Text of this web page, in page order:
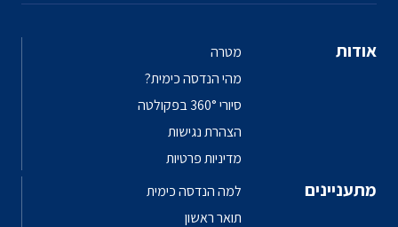
אודות
מטרה
מהי הנדסה כימית?
סיורי 360° בפקולטה
הצהרת נגישות
מדיניות פרטיות
מתעניינים
למה הנדסה כימית
תואר ראשון